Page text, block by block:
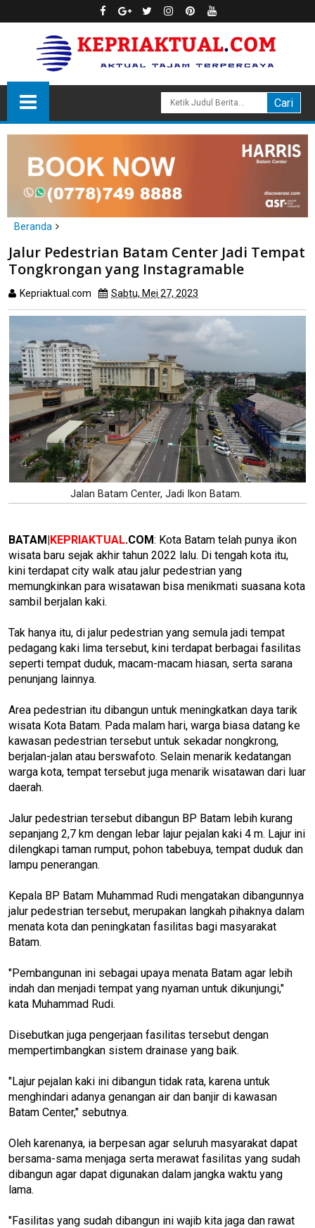
Beranda
Batam
Jalur Pedestrian Batam Center Jadi Tempat Tongkrongan yang
Instagramable
Jalur Pedestrian Batam Center Jadi Tempat
Tongkrongan yang Instagramable
Kepriaktual.com Sabtu, Mei 27, 2023
Jalan Batam Center, Jadi Ikon Batam.
BATAM|KEPRIAKTUAL.COM: Kota Batam telah punya ikon
wisata baru sejak akhir tahun 2022 lalu. Di tengah kota itu,
kini terdapat city walk atau jalur pedestrian yang
memungkinkan para wisatawan bisa menikmati suasana kota
sambil berjalan kaki.
Tak hanya itu, di jalur pedestrian yang semula jadi tempat
pedagang kaki lima tersebut, kini terdapat berbagai fasilitas
seperti tempat duduk, macam-macam hiasan, serta sarana
penunjang lainnya.
Area pedestrian itu dibangun untuk meningkatkan daya tarik
wisata Kota Batam. Pada malam hari, warga biasa datang ke
kawasan pedestrian tersebut untuk sekadar nongkrong,
berjalan-jalan atau berswafoto. Selain menarik kedatangan
warga kota, tempat tersebut juga menarik wisatawan dari luar
daerah.
Jalur pedestrian tersebut dibangun BP Batam lebih kurang
sepanjang 2,7 km dengan lebar lajur pejalan kaki 4 m. Lajur ini
dilengkapi taman rumput, pohon tabebuya, tempat duduk dan
lampu penerangan.
Kepala BP Batam Muhammad Rudi mengatakan dibangunnya
jalur pedestrian tersebut, merupakan langkah pihaknya dalam
menata kota dan peningkatan fasilitas bagi masyarakat
Batam.
"Pembangunan ini sebagai upaya menata Batam agar lebih
indah dan menjadi tempat yang nyaman untuk dikunjungi,"
kata Muhammad Rudi.
Disebutkan juga pengerjaan fasilitas tersebut dengan
mempertimbangkan sistem drainase yang baik.
"Lajur pejalan kaki ini dibangun tidak rata, karena untuk
menghindari adanya genangan air dan banjir di kawasan
Batam Center," sebutnya.
Oleh karenanya, ia berpesan agar seluruh masyarakat dapat
bersama-sama menjaga serta merawat fasilitas yang sudah
dibangun agar dapat digunakan dalam jangka waktu yang
lama.
"Fasilitas yang sudah dibangun ini wajib kita jaga dan rawat